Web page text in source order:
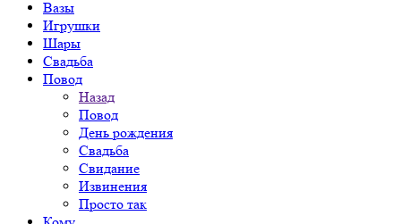
Вазы
Игрушки
Шары
Свадьба
Повод
Назад
Повод
День рождения
Свадьба
Свидание
Извинения
Просто так